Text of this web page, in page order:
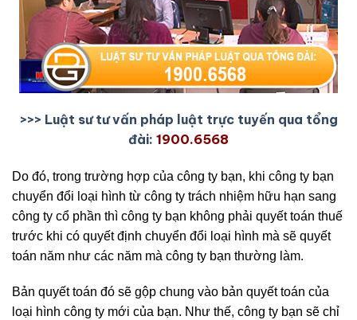
>>> Luật sư tư vấn pháp luật trực tuyến qua tổng
đài: 1900.6568
Do đó, trong trường hợp của công ty bạn, khi công ty bạn
chuyển đổi loại hình từ công ty trách nhiệm hữu hạn sang
công ty cổ phần thì công ty bạn không phải quyết toán thuế
trước khi có quyết định chuyển đổi loại hình mà sẽ quyết
toán năm như các năm mà công ty bạn thường làm.
Bản quyết toán đó sẽ gộp chung vào bản quyết toán của
loại hình công ty mới của bạn. Như thế, công ty bạn sẽ chỉ